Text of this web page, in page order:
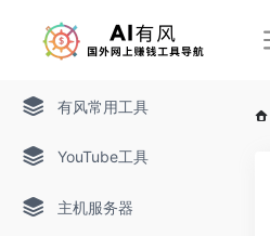
有风常用工具
YouTube工具
主机服务器